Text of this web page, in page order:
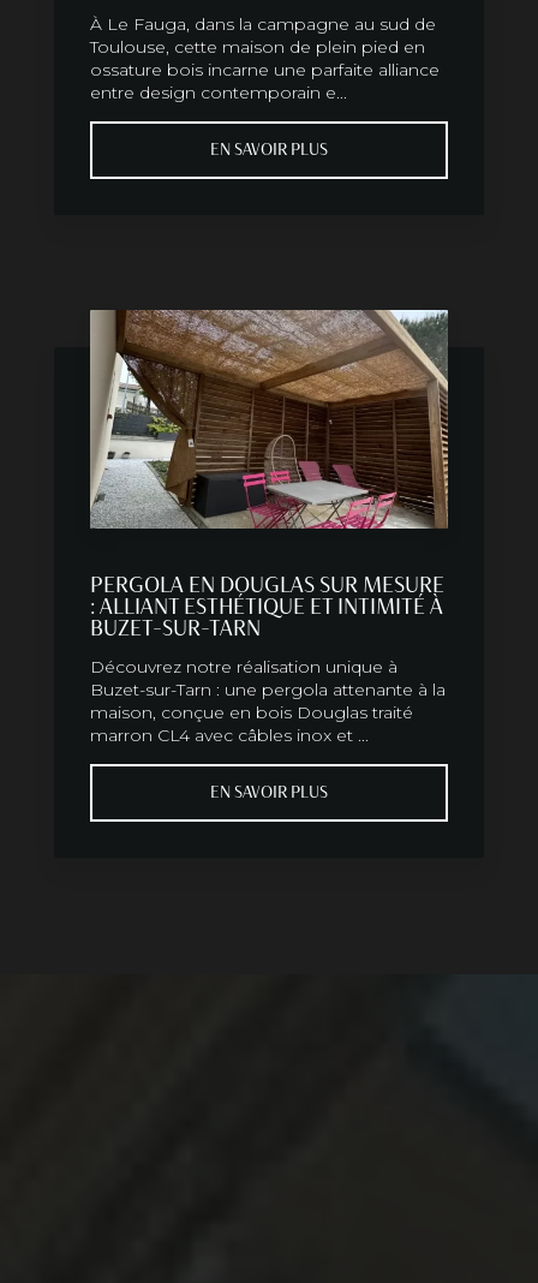
À Le Fauga, dans la campagne au sud de
Toulouse, cette maison de plein pied en
ossature bois incarne une parfaite alliance
entre design contemporain e...
EN SAVOIR PLUS
PERGOLA EN DOUGLAS SUR MESURE
: ALLIANT ESTHÉTIQUE ET INTIMITÉ À
BUZET-SUR-TARN
Découvrez notre réalisation unique à
Buzet-sur-Tarn : une pergola attenante à la
maison, conçue en bois Douglas traité
marron CL4 avec câbles inox et ...
EN SAVOIR PLUS